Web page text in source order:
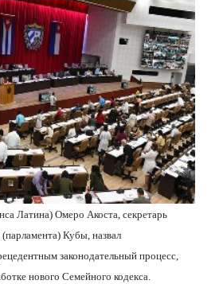
Латина) Омеро Акоста, секретарь
Кубы, назвал
законодательный процесс,
нового Семейного кодекса.